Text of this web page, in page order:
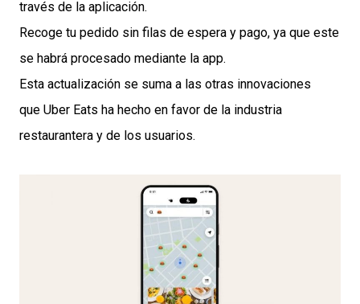
través de la aplicación.
Recoge tu pedido sin filas de espera y pago, ya que este
se habrá procesado mediante la app.
Esta actualización se suma a las otras innovaciones
que Uber Eats ha hecho en favor de la industria
restaurantera y de los usuarios.